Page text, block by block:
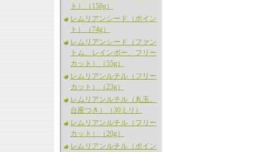
ト）（158g）
レムリアンシード（ポイン
ト）（74g）
レムリアンシード（ファン
トム、レインボー、フリー
カット）（55g）
レムリアンルチル（フリー
カット）（23g）
レムリアンルチル（丸玉、
台座つき）（30ミリ）
レムリアンルチル（フリー
カット）（20g）
レムリアンルチル（ポイン